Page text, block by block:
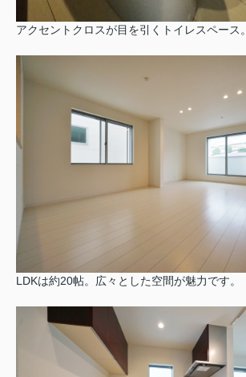
アクセントクロスが目を引くトイレスペース。
LDKは約20帖。広々とした空間が魅力です。